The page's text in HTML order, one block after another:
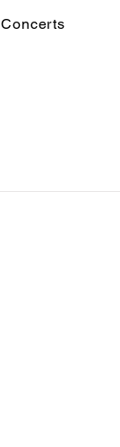
Concerts